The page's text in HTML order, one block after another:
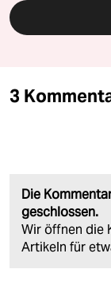
3
Die
geschlossen.
Wir öffnen die
Artikeln für